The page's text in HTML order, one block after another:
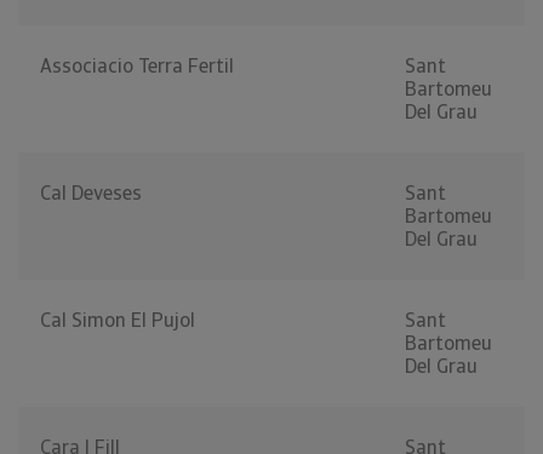
Associacio Terra Fertil
Sant
Bartomeu
Del Grau
Cal Deveses
Sant
Bartomeu
Del Grau
Cal Simon El Pujol
Sant
Bartomeu
Del Grau
Cara I Fill Sant